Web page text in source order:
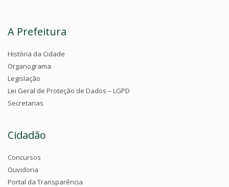
A Prefeitura
História da Cidade
Organograma
Legislação
Lei Geral de Proteção de Dados – LGPD
Secretarias
Cidadão
Concursos
Ouvidoria
Portal da Transparência